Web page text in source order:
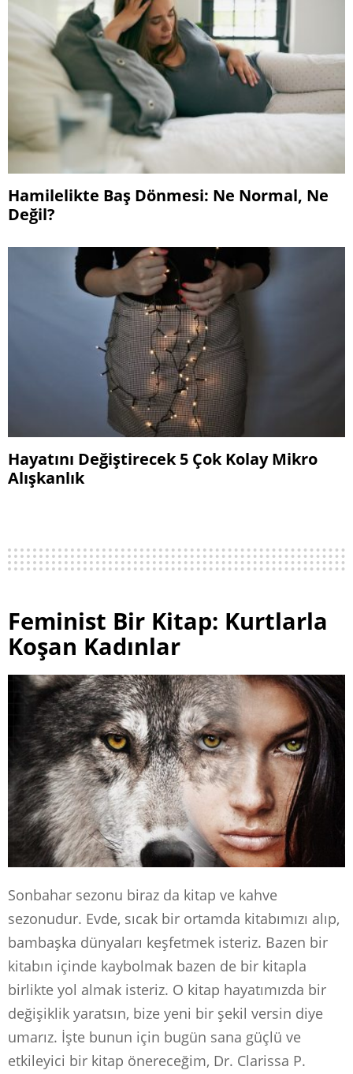
Hamilelikte Baş Dönmesi: Ne Normal, Ne
Değil?
Hayatını Değiştirecek 5 Çok Kolay Mikro
Alışkanlık
Feminist Bir Kitap: Kurtlarla
Koşan Kadınlar
Sonbahar sezonu biraz da kitap ve kahve
sezonudur. Evde, sıcak bir ortamda kitabımızı alıp,
bambaşka dünyaları keşfetmek isteriz. Bazen bir
kitabın içinde kaybolmak bazen de bir kitapla
birlikte yol almak isteriz. O kitap hayatımızda bir
değişiklik yaratsın, bize yeni bir şekil versin diye
umarız. İşte bunun için bugün sana güçlü ve
etkileyici bir kitap önereceğim, Dr. Clarissa P.